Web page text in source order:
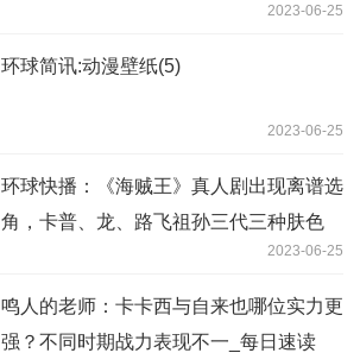
2023-06-25
环球简讯:动漫壁纸(5)
2023-06-25
环球快播：《海贼王》真人剧出现离谱选
角，卡普、龙、路飞祖孙三代三种肤色
2023-06-25
鸣人的老师：卡卡西与自来也哪位实力更
强？不同时期战力表现不一_每日速读